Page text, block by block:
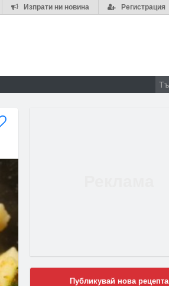
Регистрация
Изпрати ни новина
Публикувай нова рецепта